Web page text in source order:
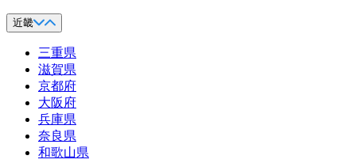
近畿
三重県
滋賀県
京都府
大阪府
兵庫県
奈良県
和歌山県